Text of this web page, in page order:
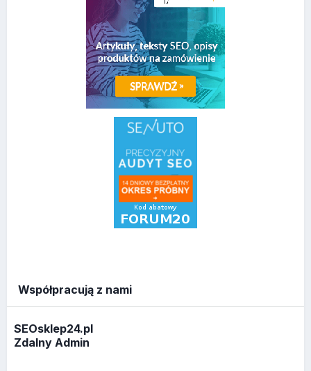
Współpracują z nami
SEOsklep24.pl
Zdalny Admin